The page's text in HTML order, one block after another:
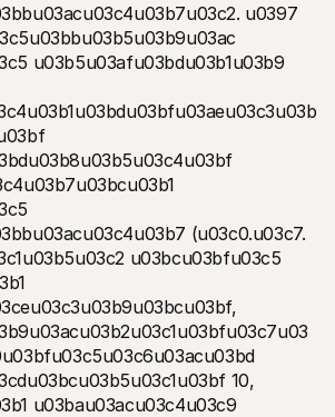
u0397
u03b5u03afu03bdu03b1u03b9
(u03c0.u03c7.
u03bcu03bfu03c5
10,
u03bau03acu03c4u03c9